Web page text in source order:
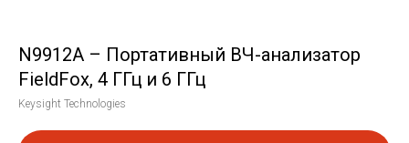
N9912A – Портативный ВЧ-анализатор
FieldFox, 4 ГГц и 6 ГГц
Keysight Technologies